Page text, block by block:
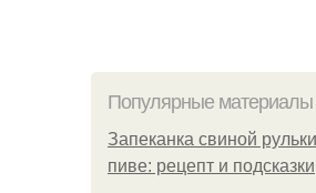
Популярные материалы
Запеканка свиной
пиве: рецепт и подсказки